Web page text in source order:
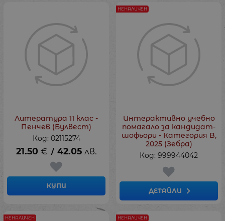
Литература 11 клас -
Пенчев (Булвест)
Код: 02115274
21.50 € / 42.05 лв.
КУПИ
Интерактивно учебно
помагало за кандидат-
шофьори - Категория B,
2025 (Зебра)
Код: 999944042
ДЕТАЙЛИ
НЕНАЛИЧЕН
НЕНАЛИЧЕН НЕНАЛИЧЕН